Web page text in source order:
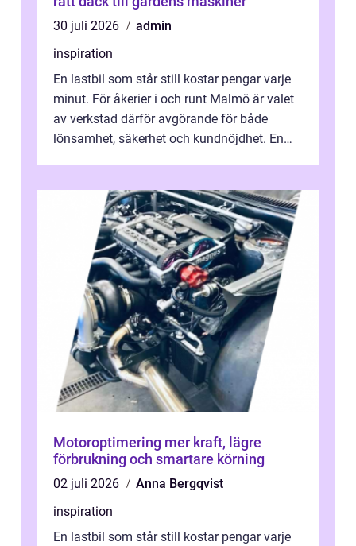
30 juli 2026
admin
inspiration
En lastbil som står still kostar pengar varje
minut. För åkerier i och runt Malmö är valet
av verkstad därför avgörande för både
lönsamhet, säkerhet och kundnöjdhet. En
Motoroptimering mer kraft, lägre
förbrukning och smartare körning
02 juli 2026
Anna Bergqvist
inspiration
En lastbil som står still kostar pengar varje